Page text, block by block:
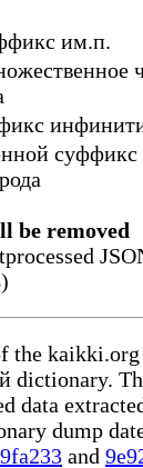
им.п.
суффикс
be removed
the
dictionary.
data
dump
and